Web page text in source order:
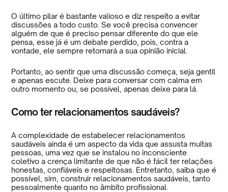
O último pilar é bastante valioso e diz respeito a evitar
discussões a todo custo. Se você precisa convencer
alguém de que é preciso pensar diferente do que ele
pensa, esse já é um debate perdido, pois, contra a
vontade, ele sempre retornará a sua opinião inicial.
Portanto, ao sentir que uma discussão começa, seja gentil
e apenas escute. Deixe para conversar com calma em
outro momento ou, se possível, apenas deixe para lá.
Como ter relacionamentos saudáveis?
A complexidade de estabelecer relacionamentos
saudáveis ainda é um aspecto da vida que assusta muitas
pessoas, uma vez que se instalou no inconsciente
coletivo a crença limitante de que não é fácil ter relações
honestas, confiáveis e respeitosas. Entretanto, saiba que é
possível, sim, construir relacionamentos saudáveis, tanto
pessoalmente quanto no âmbito profissional.